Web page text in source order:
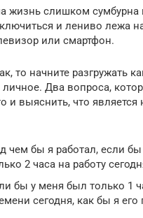
жизнь слишком сумбурна
и лениво лежа
или смартфон.
то начните разгружать
личное. Два вопроса,
и выяснить, что является
чем бы я работал, если
2 часа на работу
бы у меня был только 1
сегодня, как бы я его